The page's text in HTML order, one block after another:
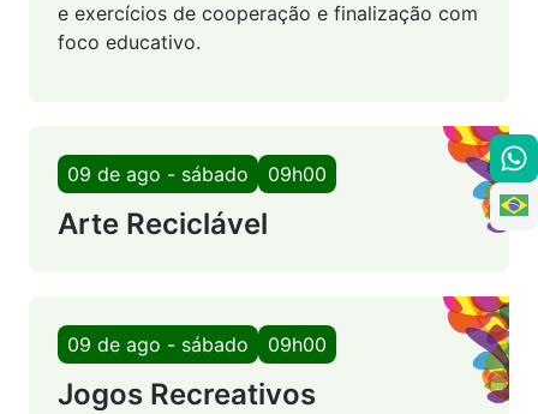
e exercícios de cooperação e finalização com
foco educativo.
09 de ago - sábado 09h00
Arte Reciclável
09 de ago - sábado 09h00
Jogos Recreativos